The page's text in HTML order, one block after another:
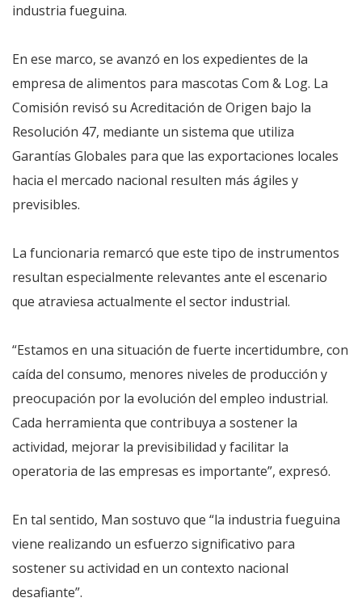
industria fueguina.
En ese marco, se avanzó en los expedientes de la
empresa de alimentos para mascotas Com & Log. La
Comisión revisó su Acreditación de Origen bajo la
Resolución 47, mediante un sistema que utiliza
Garantías Globales para que las exportaciones locales
hacia el mercado nacional resulten más ágiles y
previsibles.
La funcionaria remarcó que este tipo de instrumentos
resultan especialmente relevantes ante el escenario
que atraviesa actualmente el sector industrial.
“Estamos en una situación de fuerte incertidumbre, con
caída del consumo, menores niveles de producción y
preocupación por la evolución del empleo industrial.
Cada herramienta que contribuya a sostener la
actividad, mejorar la previsibilidad y facilitar la
operatoria de las empresas es importante”, expresó.
En tal sentido, Man sostuvo que “la industria fueguina
viene realizando un esfuerzo significativo para
sostener su actividad en un contexto nacional
desafiante”.